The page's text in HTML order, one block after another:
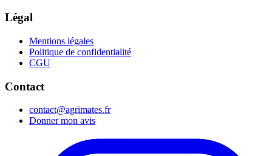
Légal
Mentions légales
Politique de confidentialité
CGU
Contact
contact@agrimates.fr
Donner mon avis